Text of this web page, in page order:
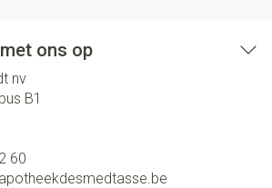
ons op
nv
B1
60
apotheekdesmedtasse.be